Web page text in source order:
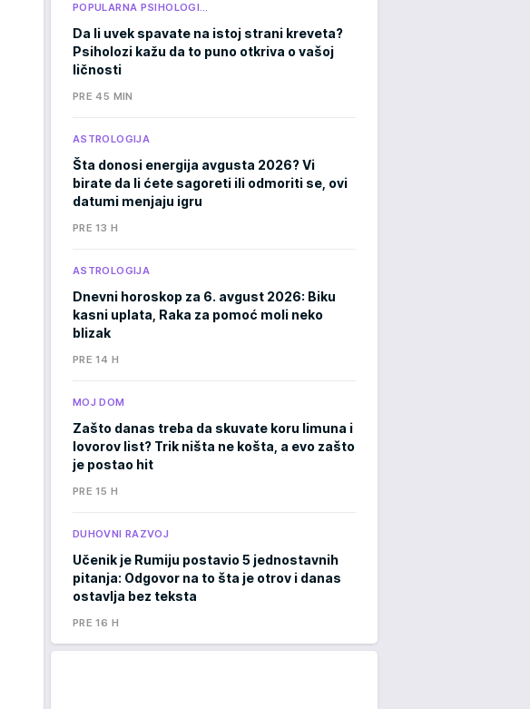
POPULARNA PSIHOLOGI…
Da li uvek spavate na istoj strani kreveta?
Psiholozi kažu da to puno otkriva o vašoj
ličnosti
PRE 45 MIN
ASTROLOGIJA
Šta donosi energija avgusta 2026? Vi
birate da li ćete sagoreti ili odmoriti se, ovi
datumi menjaju igru
PRE 13 H
ASTROLOGIJA
Dnevni horoskop za 6. avgust 2026: Biku
kasni uplata, Raka za pomoć moli neko
blizak
PRE 14 H
MOJ DOM
Zašto danas treba da skuvate koru limuna i
lovorov list? Trik ništa ne košta, a evo zašto
je postao hit
PRE 15 H
DUHOVNI RAZVOJ
Učenik je Rumiju postavio 5 jednostavnih
pitanja: Odgovor na to šta je otrov i danas
ostavlja bez teksta
PRE 16 H